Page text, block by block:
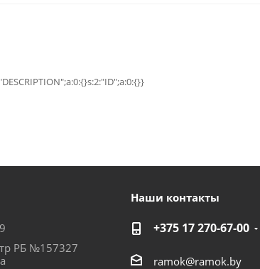
РБ №157327
Наши контакты
+375 17 270-67-00
ramok@ramok.by